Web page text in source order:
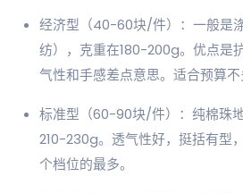
经济型（40-60块/件）：一般是
纺），克重在180-200g。优点是
气性和手感差点意思。适合预算不
标准型（60-90块/件）：纯棉珠
210-230g。透气性好，挺括有型
个档位的最多。